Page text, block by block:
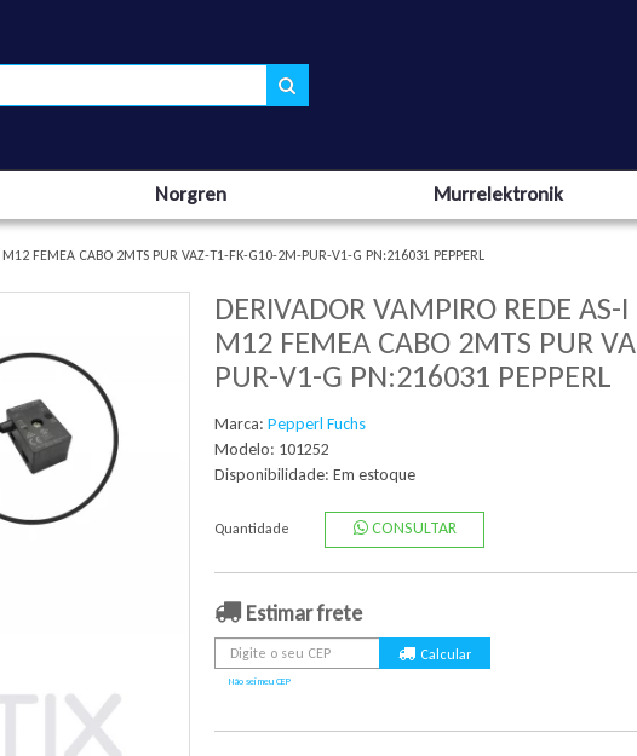
Norgren Murrelektronik
M12 FEMEA CABO 2MTS PUR VAZ-T1-FK-G10-2M-PUR-V1-G PN:216031 PEPPERL
DERIVADOR VAMPIRO REDE AS-
M12 FEMEA CABO 2MTS PUR
PUR-V1-G PN:216031 PEPPERL
Marca: Pepperl Fuchs
Modelo: 101252
Disponibilidade: Em estoque
Quantidade CONSULTAR
Estimar frete
Não sei meu CEP